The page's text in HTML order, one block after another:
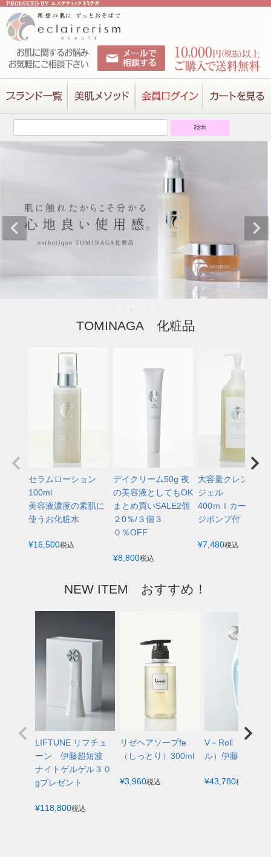
TOMINAGA 化粧品
セラムローション
100ml
美容液濃度の素肌に
使うお化粧水
¥16,500税込
デイクリーム50g 夜
の美容液としてもOK
まとめ買いSALE2個
２0％/３個３
０％OFF
¥8,800税込
大容量クレンジン
ジェル
400ｍｌカートリ
ジポンプ付
¥7,480税込
NEW ITEM おすすめ！
LIFTUNE リフチュ
ーン 伊藤超短波
ナイトゲルゲル３０
gプレゼント
¥118,800税込
リゼヘアソープfe
（しっとり）300ml
¥3,960税込
V－Roll（ブイロ
ル）伊藤長短波
¥43,780税込